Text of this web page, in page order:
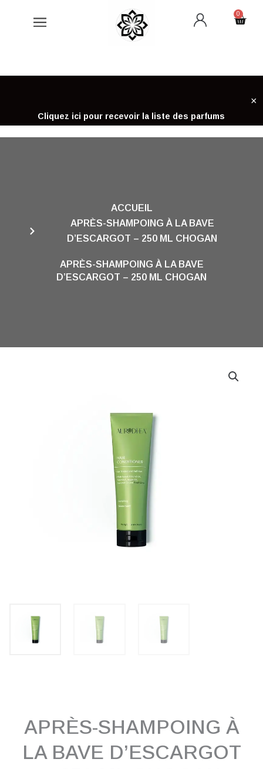
0
Cart
Cliquez ici pour recevoir la liste des parfums
×
ACCUEIL
APRÈS-SHAMPOING À LA BAVE
D’ESCARGOT – 250 ML CHOGAN
APRÈS-SHAMPOING À LA BAVE
D’ESCARGOT – 250 ML CHOGAN
APRÈS-SHAMPOING À
LA BAVE D’ESCARGOT